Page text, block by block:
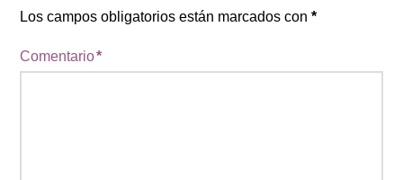
Los campos obligatorios están marcados con*
Comentario*